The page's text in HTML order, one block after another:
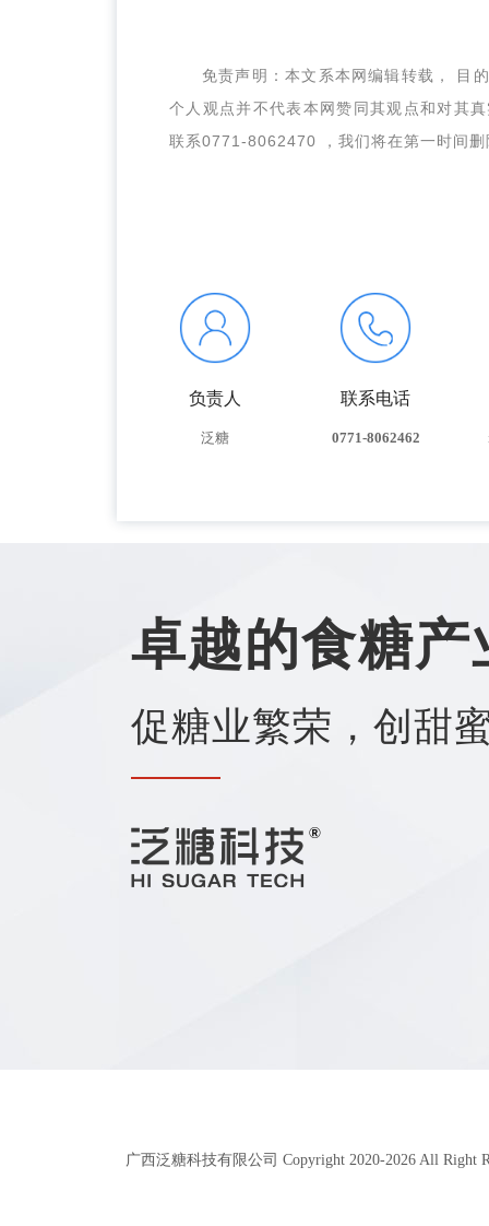
免责声明：本文系本网编辑转载， 目
个人观点并不代表本网赞同其观点和对其
联系0771-8062470 ，我们将在第一时间删
负责人
泛糖
联系电话
0771-8062462
卓越的食糖
促糖业繁荣，创甜
广西泛糖科技有限公司 Copyright 2020-2026 All Right